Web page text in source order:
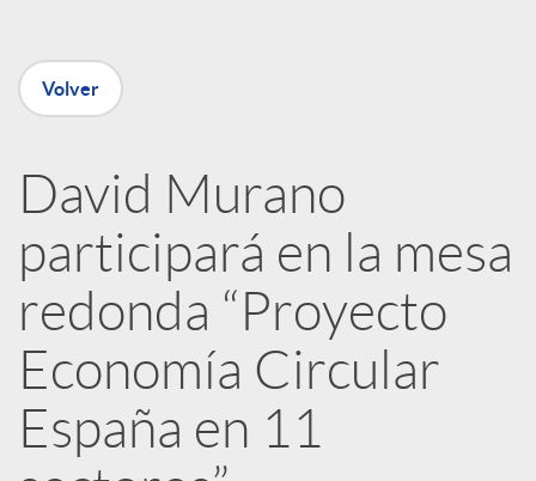
e
R
e
d
e
Volver
David Murano
participará en la mesa
redonda “Proyecto
Economía Circular
España en 11